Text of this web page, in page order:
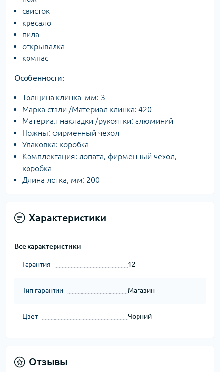
свисток
кресало
пила
открывалка
компас
Особенности:
Толщина клинка, мм: 3
Марка стали /Материал клинка: 420
Материал накладки /рукоятки: алюминий
Ножны: фирменный чехол
Упаковка: коробка
Комплектация: лопата, фирменный чехол,
коробка
Длина лотка, мм: 200
Характеристики
Все характеристики
Гарантия 12
Тип гарантии Магазин
Цвет Чорний
Отзывы